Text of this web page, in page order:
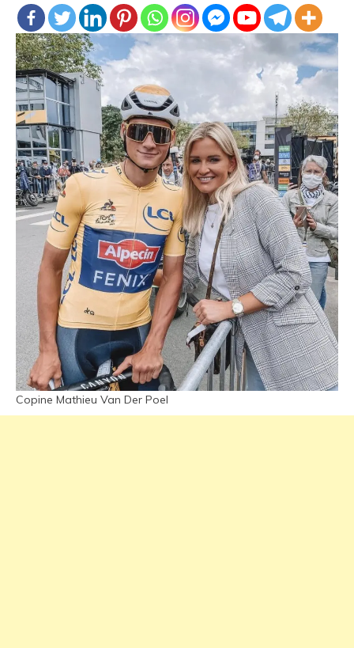
Copine Mathieu Van Der Poel